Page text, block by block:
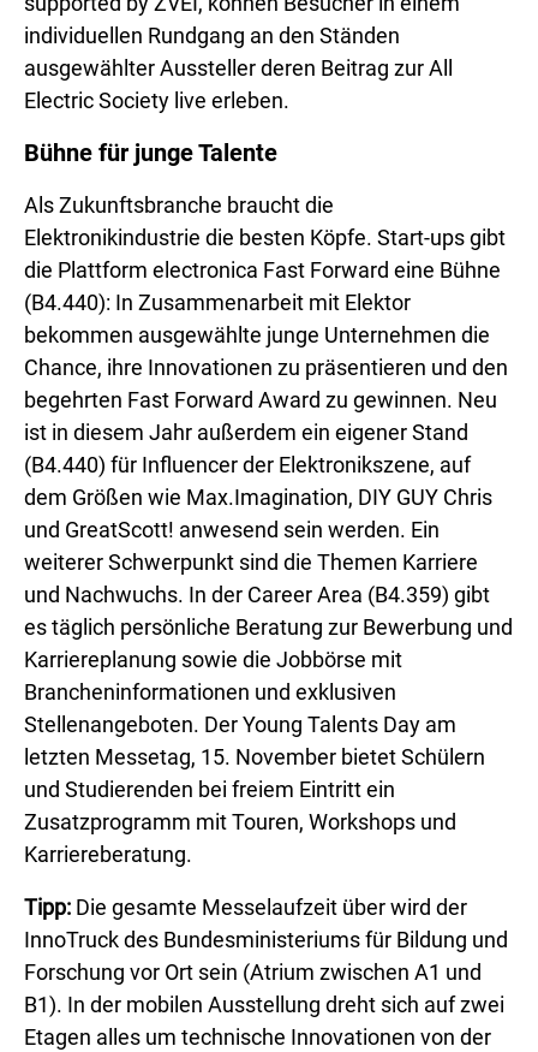
individuellen Rundgang an den Ständen
ausgewählter Aussteller deren Beitrag zur All
Electric Society live erleben.
Bühne für junge Talente
Als Zukunftsbranche braucht die
Elektronikindustrie die besten Köpfe. Start-ups gibt
die Plattform electronica Fast Forward eine Bühne
(B4.440): In Zusammenarbeit mit Elektor
bekommen ausgewählte junge Unternehmen die
Chance, ihre Innovationen zu präsentieren und den
begehrten Fast Forward Award zu gewinnen. Neu
ist in diesem Jahr außerdem ein eigener Stand
(B4.440) für Influencer der Elektronikszene, auf
dem Größen wie Max.Imagination, DIY GUY Chris
und GreatScott! anwesend sein werden. Ein
weiterer Schwerpunkt sind die Themen Karriere
und Nachwuchs. In der Career Area (B4.359) gibt
es täglich persönliche Beratung zur Bewerbung und
Karriereplanung sowie die Jobbörse mit
Brancheninformationen und exklusiven
Stellenangeboten. Der Young Talents Day am
letzten Messetag, 15. November bietet Schülern
und Studierenden bei freiem Eintritt ein
Zusatzprogramm mit Touren, Workshops und
Karriereberatung.
Tipp: Die gesamte Messelaufzeit über wird der
InnoTruck des Bundesministeriums für Bildung und
Forschung vor Ort sein (Atrium zwischen A1 und
B1). In der mobilen Ausstellung dreht sich auf zwei
Etagen alles um technische Innovationen von der